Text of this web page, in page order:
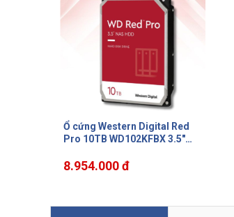
Ổ cứng Western Digital Red
Pro 10TB WD102KFBX 3.5"
7200RPM
8.954.000 đ